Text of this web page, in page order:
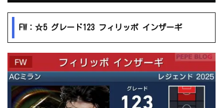
FW：☆5 グレード123 フィリッポ インザーギ